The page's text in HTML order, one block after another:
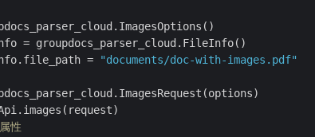
= groupdocs_parser_cloud.FileInfo()
=
"documents/doc-with-images.pdf"
性